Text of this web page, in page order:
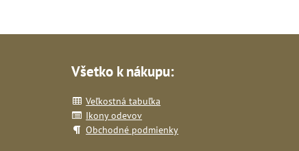
Všetko k nákupu:
Veľkostná tabuľka
Ikony odevov
Obchodné podmienky